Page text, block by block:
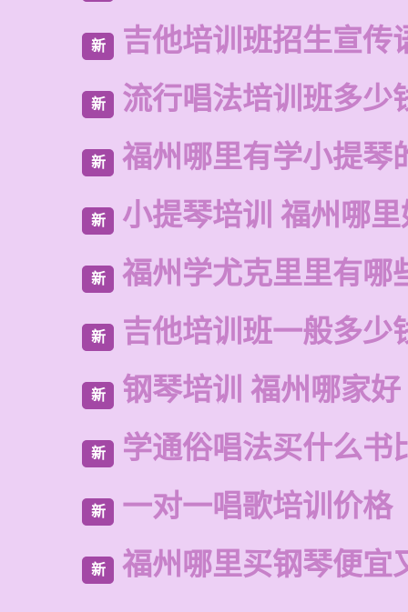
新 吉他培训班招生宣传
新 流行唱法培训班多少
新 福州哪里有学小提琴
新 小提琴培训 福州哪
新 福州学尤克里里有哪
新 吉他培训班一般多少
新 钢琴培训 福州哪家好
新 学通俗唱法买什么书
新 一对一唱歌培训价格
新 福州哪里买钢琴便宜